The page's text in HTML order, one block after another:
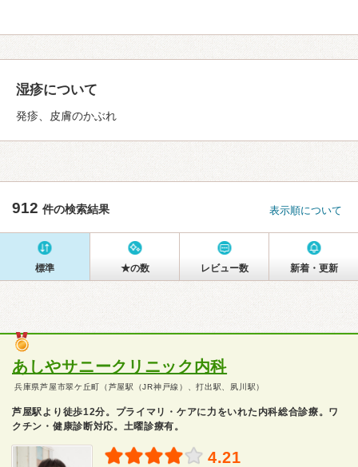
湿疹について
発疹、皮膚のかぶれ
912 件の検索結果 表示順について
標準 ★の数 レビュー数 新着・更新
あしやサニークリニック内科
兵庫県芦屋市翠ケ丘町（芦屋駅（JR神戸線）、打出駅、夙川駅）
芦屋駅より徒歩12分。プライマリ・ケアに力をいれた内科総合診療。ワ
クチン・健康診断対応。土曜診療有。
4.21